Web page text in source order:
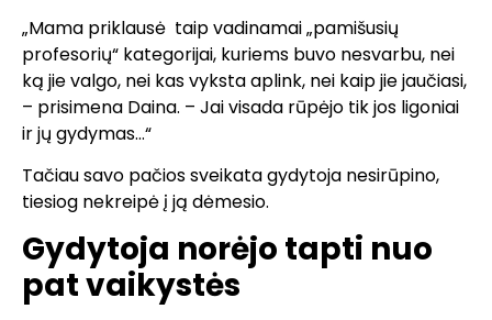
„Mama priklausė taip vadinamai „pamišusių
profesorių“ kategorijai, kuriems buvo nesvarbu, nei
ką jie valgo, nei kas vyksta aplink, nei kaip jie jaučiasi,
– prisimena Daina. – Jai visada rūpėjo tik jos ligoniai
ir jų gydymas…“
Tačiau savo pačios sveikata gydytoja nesirūpino,
tiesiog nekreipė į ją dėmesio.
Gydytoja norėjo tapti nuo
pat vaikystės